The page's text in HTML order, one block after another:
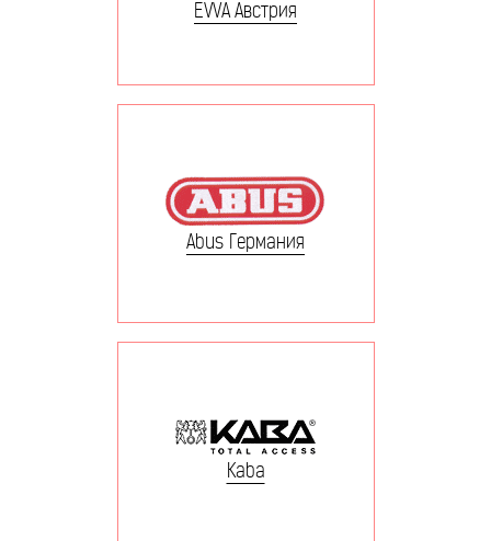
EVVA Австрия
Abus Германия
Kaba